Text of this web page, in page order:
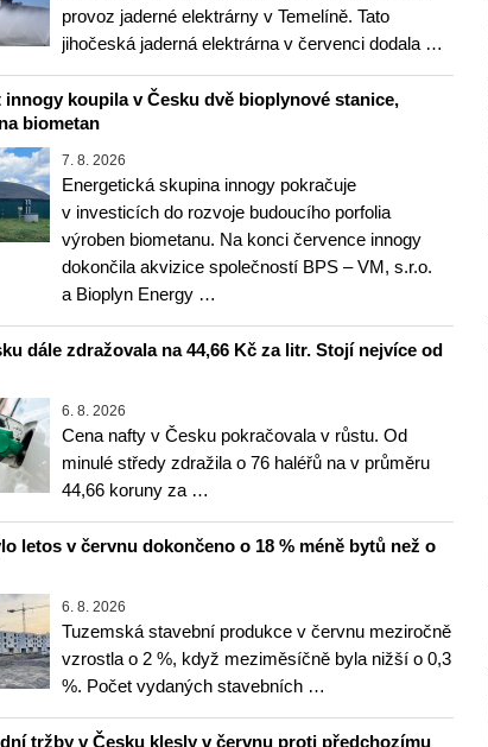
provoz jaderné elektrárny v Temelíně. Tato
jihočeská jaderná elektrárna v červenci dodala …
innogy koupila v Česku dvě bioplynové stanice,
biometan
7. 8. 2026
Energetická skupina innogy pokračuje
v investicích do rozvoje budoucího porfolia
výroben biometanu. Na konci července innogy
dokončila akvizice společností BPS – VM, s.r.o.
a Bioplyn Energy …
dále zdražovala na 44,66 Kč za litr. Stojí nejvíce od
6. 8. 2026
Cena nafty v Česku pokračovala v růstu. Od
minulé středy zdražila o 76 haléřů na v průměru
44,66 koruny za …
letos v červnu dokončeno o 18 % méně bytů než o
6. 8. 2026
Tuzemská stavební produkce v červnu meziročně
vzrostla o 2 %, když meziměsíčně byla nižší o 0,3
%. Počet vydaných stavebních …
tržby v Česku klesly v červnu proti předchozímu